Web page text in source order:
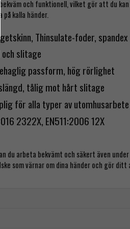
och funktionell, vilket gör att du
kalla händer.
Thinsulate-foder, spandex
slitage
passform, hög rörlighet
tålig mot hårt slitage
för alla typer av utomhusarbete
2322X, EN511:2006 12X
du arbeta bekvämt och säkert även
som värnar om dina händer och gör ditt